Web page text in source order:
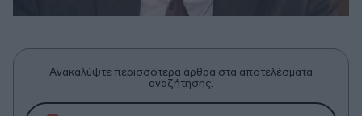
Ανακαλύψτε περισσότερα άρθρα στα αποτελέσματα
αναζήτησης.